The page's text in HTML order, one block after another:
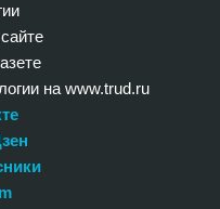
на www.trud.ru